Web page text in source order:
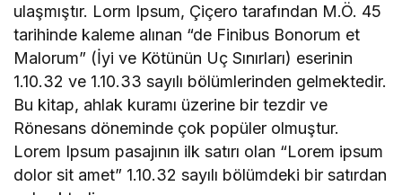
ulaşmıştır. Lorm Ipsum, Çiçero tarafından M.Ö. 45
tarihinde kaleme alınan “de Finibus Bonorum et
Malorum” (İyi ve Kötünün Uç Sınırları) eserinin
1.10.32 ve 1.10.33 sayılı bölümlerinden gelmektedir.
Bu kitap, ahlak kuramı üzerine bir tezdir ve
Rönesans döneminde çok popüler olmuştur.
Lorem Ipsum pasajının ilk satırı olan “Lorem ipsum
dolor sit amet” 1.10.32 sayılı bölümdeki bir satırdan